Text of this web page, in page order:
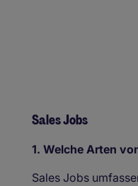
Sales Jobs
1. Welche Arten
Sales Jobs